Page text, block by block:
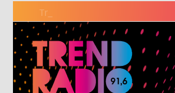
Tramp pred najtežom odl